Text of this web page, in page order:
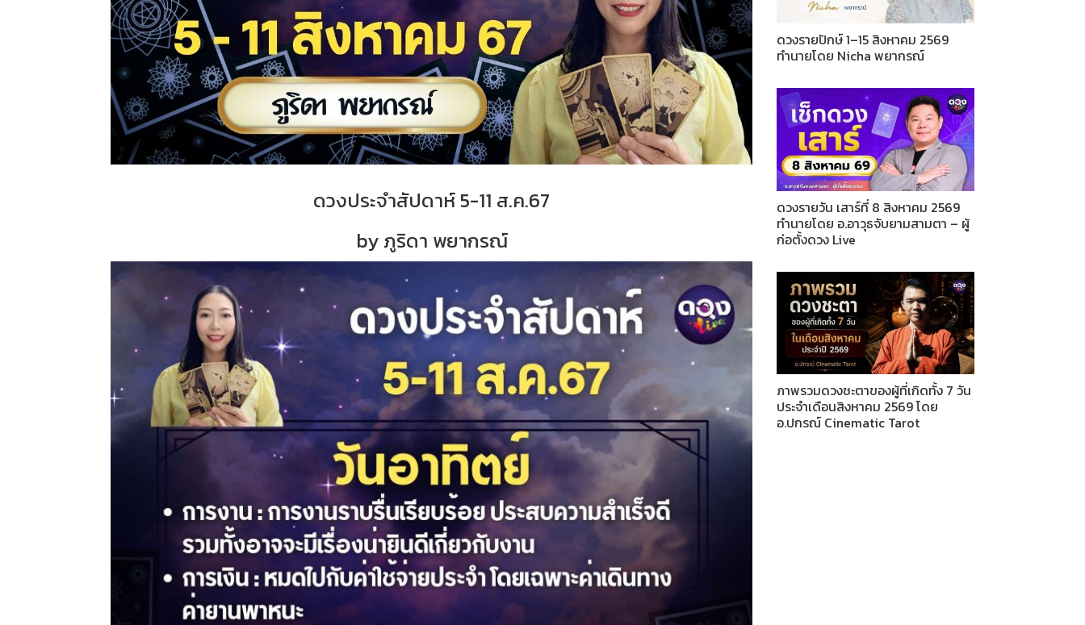
ดวงประจำสัปดาห์ 5-11 ส.ค.67
by ภูริดา พยากรณ์
ดวงรายปักษ์ 1–15 สิงหาคม 2569
ทำนายโดย Nicha พยากรณ์
ดวงรายวัน เสาร์ที่ 8 สิงหาคม 2569
ทำนายโดย อ.อาวุธจับยามสามตา – ผู้
ก่อตั้งดวง Live
ภาพรวมดวงชะตาของผู้ที่เกิดทั้ง 7 วัน
ประจำเดือนสิงหาคม 2569 โดย
อ.ปกรณ์ Cinematic Tarot